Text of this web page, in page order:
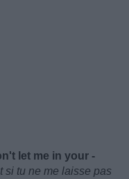
let me in your -
si tu ne me laisse pas